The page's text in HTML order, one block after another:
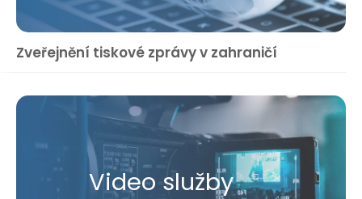
Zveřejnění tiskové zprávy v zahraničí
Video služby